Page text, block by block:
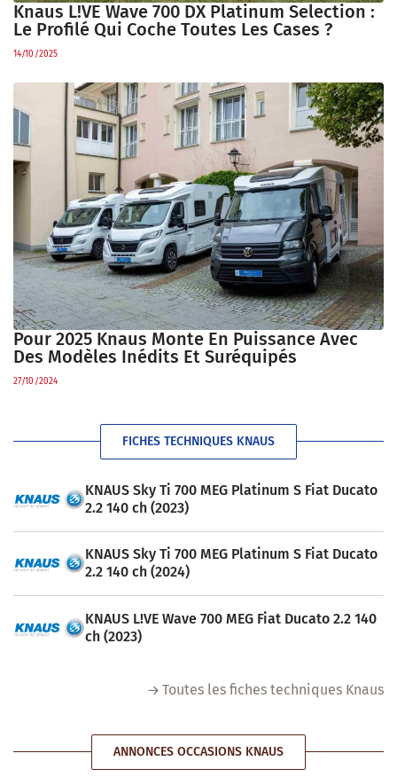
Knaus L!VE Wave 700 DX Platinum Selection :
Le Profilé Qui Coche Toutes Les Cases ?
14/10/2025
Pour 2025 Knaus Monte En Puissance Avec
Des Modèles Inédits Et Suréquipés
27/10/2024
FICHES TECHNIQUES KNAUS
KNAUS Sky Ti 700 MEG Platinum S Fiat Ducato
2.2 140 ch (2023)
KNAUS Sky Ti 700 MEG Platinum S Fiat Ducato
2.2 140 ch (2024)
KNAUS L!VE Wave 700 MEG Fiat Ducato 2.2 140
ch (2023)
Toutes les fiches techniques Knaus
ANNONCES OCCASIONS KNAUS